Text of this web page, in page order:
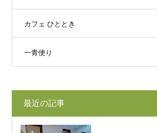
カフェ ひととき
一青便り
最近の記事